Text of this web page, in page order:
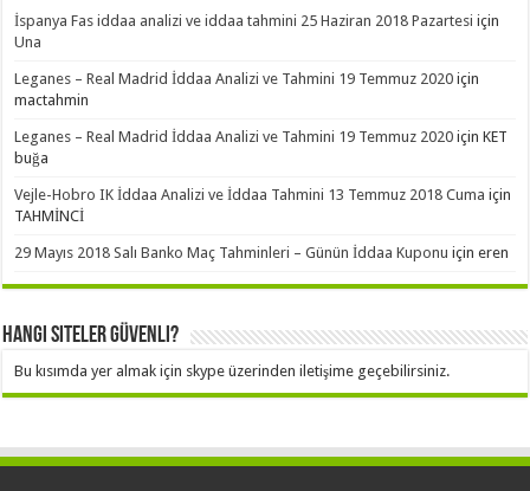
İspanya Fas iddaa analizi ve iddaa tahmini 25 Haziran 2018 Pazartesi için
Una
Leganes – Real Madrid İddaa Analizi ve Tahmini 19 Temmuz 2020 için
mactahmin
Leganes – Real Madrid İddaa Analizi ve Tahmini 19 Temmuz 2020 içinKET
buğa
Vejle-Hobro IK İddaa Analizi ve İddaa Tahmini 13 Temmuz 2018 Cuma için
TAHMİNCİ
29 Mayıs 2018 Salı Banko Maç Tahminleri – Günün İddaa Kuponu içineren
Hangi Siteler Güvenli?
Bu kısımda yer almak için skype üzerinden iletişime geçebilirsiniz.